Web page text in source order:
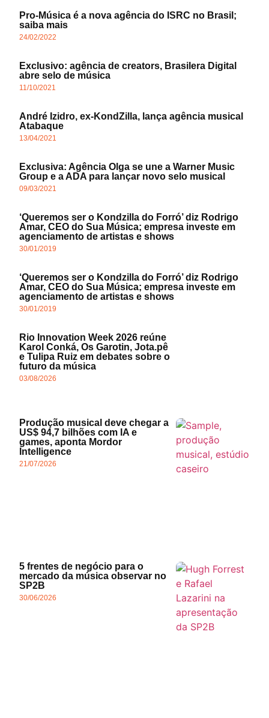
Pro-Música é a nova agência do ISRC no Brasil;
saiba mais
24/02/2022
Exclusivo: agência de creators, Brasilera Digital
abre selo de música
11/10/2021
André Izidro, ex-KondZilla, lança agência musical
Atabaque
13/04/2021
Exclusiva: Agência Olga se une a Warner Music
Group e a ADA para lançar novo selo musical
09/03/2021
‘Queremos ser o Kondzilla do Forró’ diz Rodrigo
Amar, CEO do Sua Música; empresa investe em
agenciamento de artistas e shows
30/01/2019
‘Queremos ser o Kondzilla do Forró’ diz Rodrigo
Amar, CEO do Sua Música; empresa investe em
agenciamento de artistas e shows
30/01/2019
Rio Innovation Week 2026 reúne
Karol Conká, Os Garotin, Jota.pê
e Tulipa Ruiz em debates sobre o
futuro da música
03/08/2026
Produção musical deve chegar a
US$ 94,7 bilhões com IA e
games, aponta Mordor
Intelligence
21/07/2026
5 frentes de negócio para o
mercado da música observar no
SP2B
30/06/2026